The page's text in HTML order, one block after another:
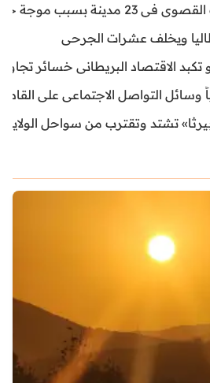
بسبب موجة حر شديدة
ويخلف عشرات الجرحى
البريطاني خسائر تجاوزت 1.5 مليار
التواصل الاجتماعي على القاصرين
تشتد وتقترب من سواحل